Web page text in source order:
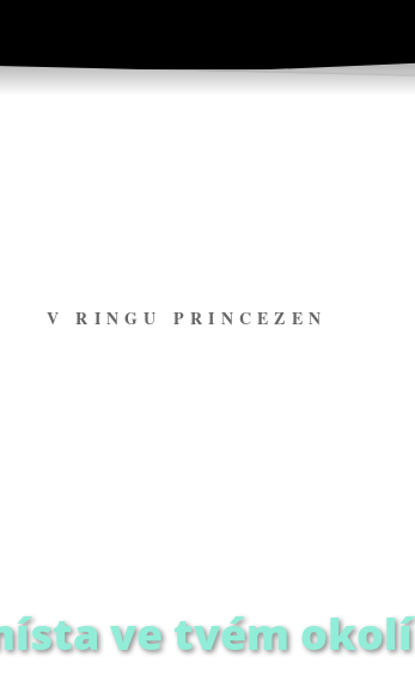
V RINGU PRINCEZEN
ve tvém okolí